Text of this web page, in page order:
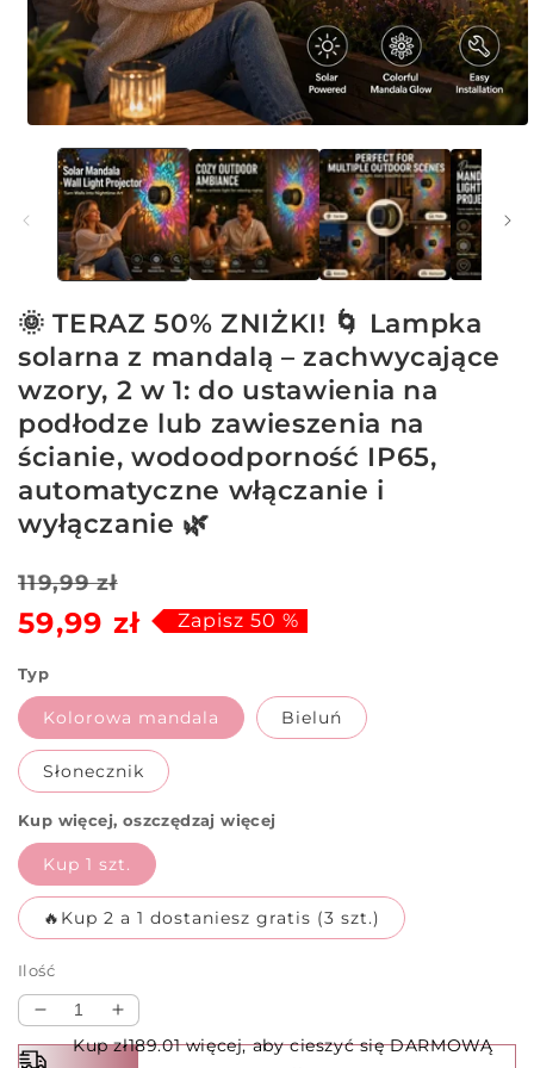
multimedia
oknie
modalnym
🌞 TERAZ 50% ZNIŻKI! 🌀 Lampka
solarna z mandalą – zachwycające
wzory, 2 w 1: do ustawienia na
podłodze lub zawieszenia na
ścianie, wodoodporność IP65,
automatyczne włączanie i
wyłączanie 🌿
59,99 zł
Cena
regularna
119,99 zł
Cena
sprzedażyZapisz 50 %
Typ
Kolorowa mandala Bieluń
Słonecznik
Kup więcej, oszczędzaj więcej
Kup 1 szt.
🔥Kup 2 a 1 dostaniesz gratis (3 szt.)
Ilość
Zmniejsz
ilość
Zwiększ
ilość
Kup zł189.01 więcej, aby cieszyć się DARMOWĄ